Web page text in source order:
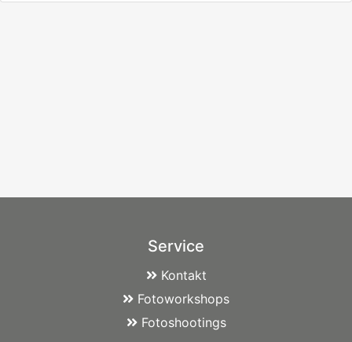
Service
Kontakt
Fotoworkshops
Fotoshootings